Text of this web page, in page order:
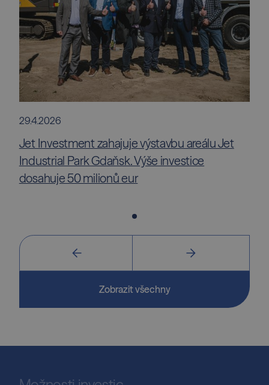
29.4.2026
Jet Investment zahajuje výstavbu areálu Jet
Industrial Park Gdaňsk. Výše investice
dosahuje 50 milionů eur
Zobrazit všechny